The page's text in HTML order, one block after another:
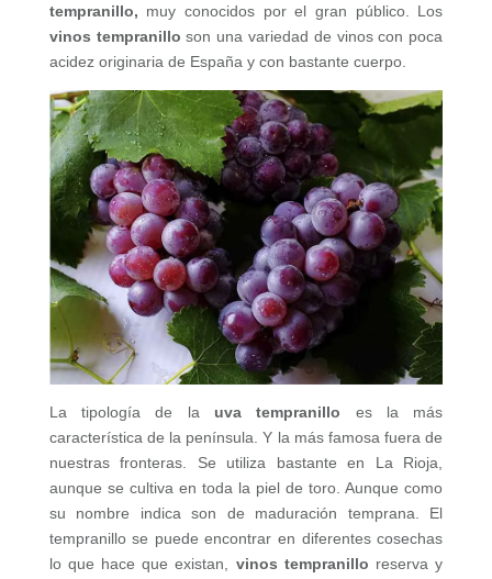
tempranillo, muy conocidos por el gran público. Los
vinos tempranilloson una variedad de vinos con poca
acidez originaria de España y con bastante cuerpo.
La tipología de la uva tempranillo es la más
característica de la península. Y la más famosa fuera de
nuestras fronteras. Se utiliza bastante en La Rioja,
aunque se cultiva en toda la piel de toro. Aunque como
su nombre indica son de maduración temprana. El
tempranillo se puede encontrar en diferentes cosechas
lo que hace que existan, vinos tempranillo reserva y